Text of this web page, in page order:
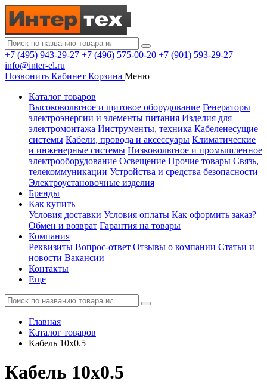
+7 (495) 943-29-27 +7 (496) 575-00-20 +7 (901) 593-29-27
info@inter-el.ru
Позвонить Кабинет Корзина Меню
Каталог товаров
Высоковольтное и щитовое оборудование Генераторы
электроэнергии и элементы питания Изделия для
электромонтажа Инструменты, техника Кабеленесущие
системы Кабели, провода и аксессуары Климатические
и инженерные системы Низковольтное и промышленное
электрооборудование Освещение Прочие товары Связь,
телекоммуникации Устройства и средства безопасности
Электроустановочные изделия
Бренды
Как купить
Условия доставки Условия оплаты Как оформить заказ?
Обмен и возврат Гарантия на товары
Компания
Реквизиты Вопрос-ответ Отзывы о компании Статьи и
новости Вакансии
Контакты
Еще
Главная
Каталог товаров
Кабель 10x0.5
Кабель 10x0.5